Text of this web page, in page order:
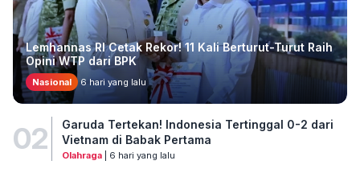
Lemhannas RI Cetak Rekor! 11 Kali Berturut-Turut Raih
Opini WTP dari BPK
Nasional 6 hari yang lalu
02
Garuda Tertekan! Indonesia Tertinggal 0-2 dari
Vietnam di Babak Pertama
Olahraga| 6 hari yang lalu